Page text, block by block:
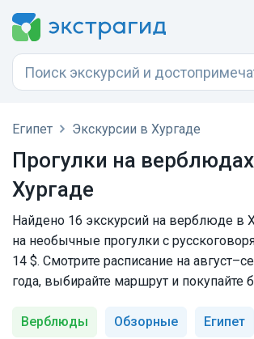
Египет Экскурсии в Хургаде
Прогулки на
Хургаде
Найдено 16 экскурсий на верблюде в
на необычные прогулки с
14 $. Смотрите расписание на
года, выбирайте маршрут и покупайте
Верблюды Обзорные Египет